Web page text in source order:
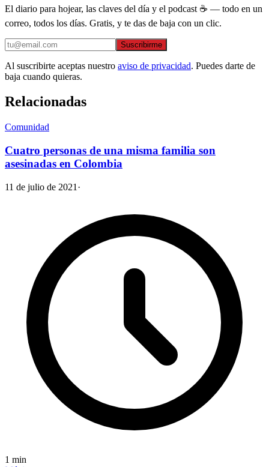
El diario para hojear, las claves del día y el podcast ☕ — todo en un
correo, todos los días. Gratis, y te das de baja con un clic.
Suscribirme
Al suscribirte aceptas nuestro aviso de privacidad. Puedes darte de
baja cuando quieras.
Relacionadas
Comunidad
Cuatro personas de una misma familia son
asesinadas en Colombia
11 de julio de 2021 ·
1 min